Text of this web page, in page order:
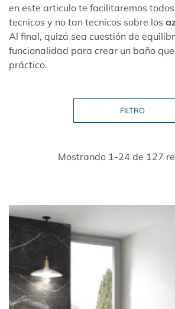
en este articulo te facilitaremos
tecnicos y no tan tecnicos sobre los
Al final, quizá sea cuestión de
funcionalidad para crear un baño
práctico.
Mostrando 1-24 de 127